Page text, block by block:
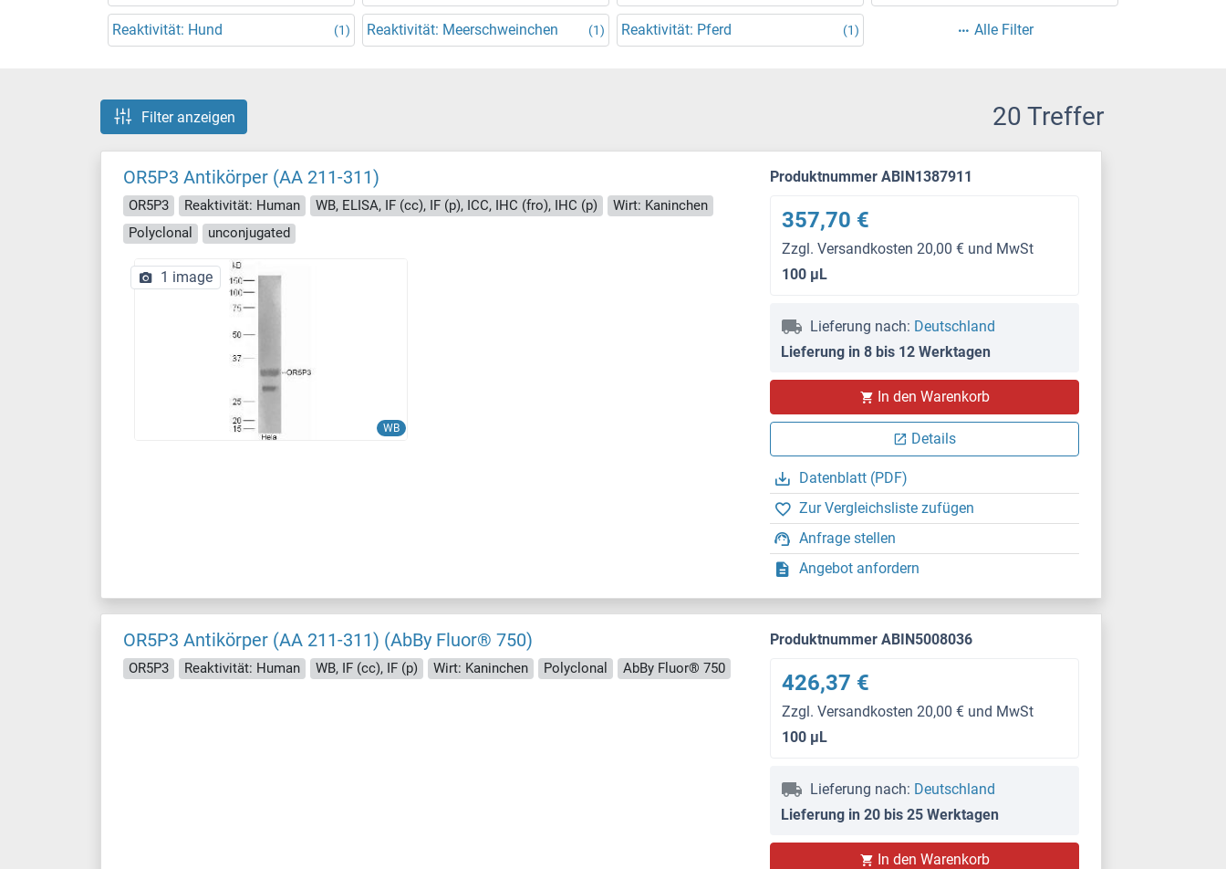
Reaktivität: Hund (1) Reaktivität: Meerschweinchen (1) Reaktivität: Pferd (1) Alle Filter
Filter anzeigen 20 Treffer
OR5P3 Antikörper (AA 211-311)
OR5P3 Reaktivität: Human WB, ELISA, IF (cc), IF (p), ICC, IHC (fro), IHC (p)
Wirt: Kaninchen
Polyclonal
unconjugated
WB
1 image
Produktnummer ABIN1387911
357,70 €
Zzgl. Versandkosten 20,00 € und MwSt
100 μL
Lieferung nach: Deutschland
Lieferung in 8 bis 12 Werktagen
In den Warenkorb
Details
Datenblatt (PDF)
Zur Vergleichsliste zufügen
Anfrage stellen
Angebot anfordern
OR5P3 Antikörper (AA 211-311) (AbBy Fluor® 750)
OR5P3 Reaktivität: Human WB, IF (cc), IF (p) Wirt: Kaninchen Polyclonal AbBy Fluor® 750
Produktnummer ABIN5008036
426,37 €
Zzgl. Versandkosten 20,00 € und MwSt
100 μL
Lieferung nach: Deutschland
Lieferung in 20 bis 25 Werktagen
In den Warenkorb